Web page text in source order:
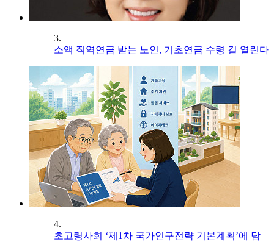
3.
소액 직역연금 받는 노인, 기초연금 수령 길 열린다
4.
초고령사회 ‘제1차 국가인구전략 기본계획’에 담